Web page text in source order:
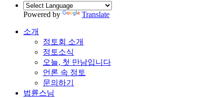
Powered by Translate
소개
정토회 소개
정토소식
오늘, 첫 만남입니다
언론 속 정토
문의하기
법륜스님